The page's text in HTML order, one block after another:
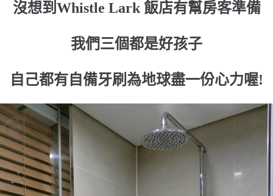
沒想到Whistle Lark 飯店有幫房客準備
我們三個都是好孩子
自己都有自備牙刷為地球盡一份心力喔!